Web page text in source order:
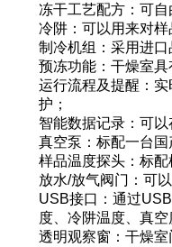
冻干工艺配方：可
冷阱：可以用来对
制冷机组：采用进
预冻功能：干燥室
运行流程及提醒：
护；
智能数据记录：可
真空泵：标配一台
样品温度探头：标
放水/放气阀门：可
USB接口：通过
度、冷阱温度、真
透明观察窗：干燥